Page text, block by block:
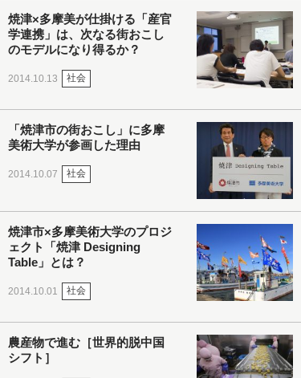
焼津×多摩美が仕掛ける「産官
学連携」は、次なる街おこし
のモデルになり得るか？
2014.10.13 社会
「焼津市の街おこし」に多摩
美術大学が参画した理由
2014.10.07 社会
焼津市×多摩美術大学のプロジ
ェクト「焼津 Designing
Table」とは？
2014.10.01 社会
農産物で進む［世界的脱中国
シフト］